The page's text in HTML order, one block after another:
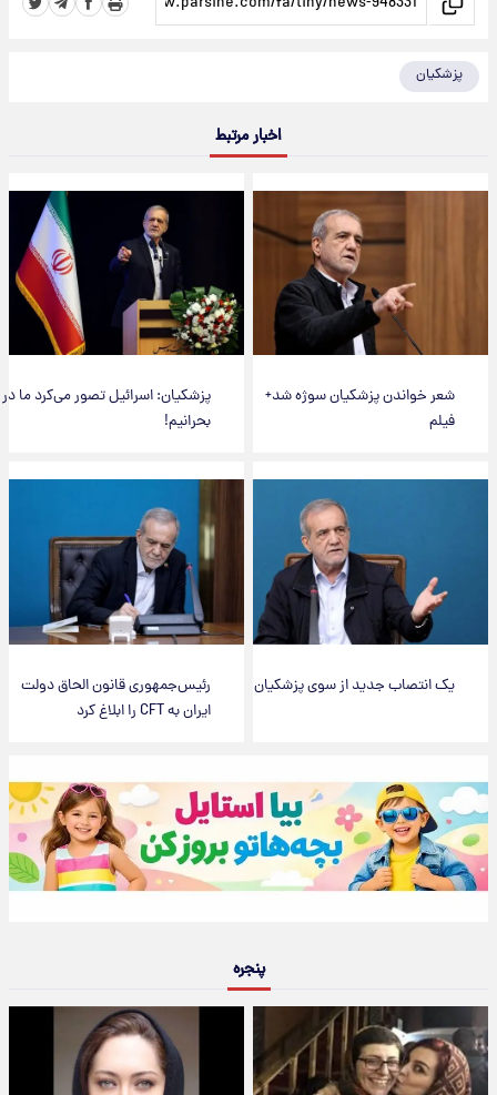
پزشکیان
اخبار مرتبط
شعر خواندن پزشکیان سوژه شد+
فیلم
پزشکیان: اسرائیل تصور می‌کرد ما در
بحرانیم!
یک انتصاب جدید از سوی پزشکیان
رئیس‌جمهوری قانون الحاق دولت
ایران به CFT را ابلاغ کرد
پنجره